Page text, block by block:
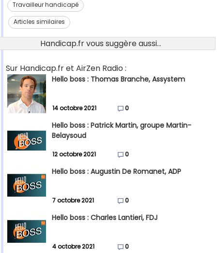
Travailleur handicapé
Articles similaires
Handicap.fr vous suggère aussi...
Sur Handicap.fr et AirZen Radio :
Hello boss : Thomas Branche, Assystem
14 octobre 2021 0
Hello boss : Patrick Martin, groupe Martin-
Belaysoud
12 octobre 2021 0
Hello boss : Augustin De Romanet, ADP
7 octobre 2021 0
Hello boss : Charles Lantieri, FDJ
4 octobre 2021 0